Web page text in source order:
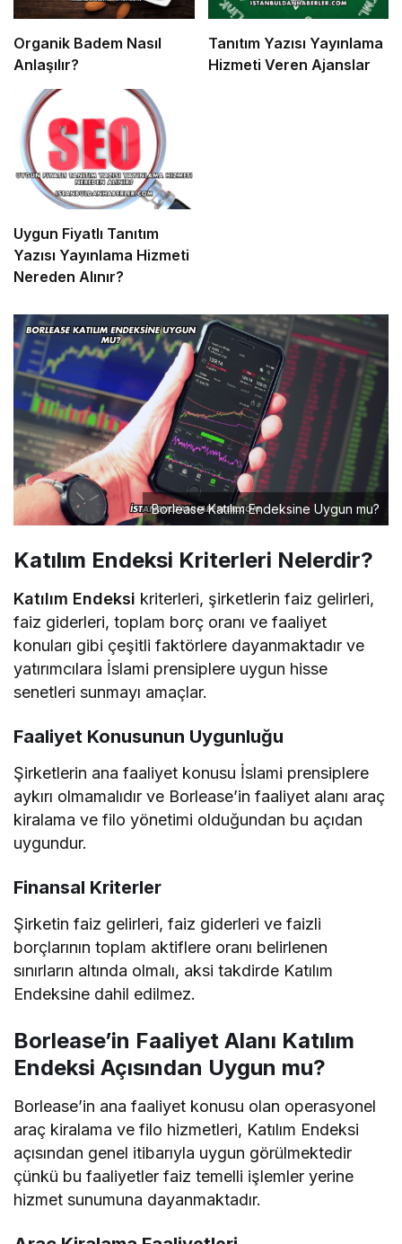
Organik Badem Nasıl
Anlaşılır?
Tanıtım Yazısı Yayınlama
Hizmeti Veren Ajanslar
Uygun Fiyatlı Tanıtım
Yazısı Yayınlama Hizmeti
Nereden Alınır?
Borlease Katılım Endeksine Uygun mu?
Katılım Endeksi Kriterleri Nelerdir?
Katılım Endeksi kriterleri, şirketlerin faiz gelirleri,
faiz giderleri, toplam borç oranı ve faaliyet
konuları gibi çeşitli faktörlere dayanmaktadır ve
yatırımcılara İslami prensiplere uygun hisse
senetleri sunmayı amaçlar.
Faaliyet Konusunun Uygunluğu
Şirketlerin ana faaliyet konusu İslami prensiplere
aykırı olmamalıdır ve Borlease’in faaliyet alanı araç
kiralama ve filo yönetimi olduğundan bu açıdan
uygundur.
Finansal Kriterler
Şirketin faiz gelirleri, faiz giderleri ve faizli
borçlarının toplam aktiflere oranı belirlenen
sınırların altında olmalı, aksi takdirde Katılım
Endeksine dahil edilmez.
Borlease’in Faaliyet Alanı Katılım
Endeksi Açısından Uygun mu?
Borlease’in ana faaliyet konusu olan operasyonel
araç kiralama ve filo hizmetleri, Katılım Endeksi
açısından genel itibarıyla uygun görülmektedir
çünkü bu faaliyetler faiz temelli işlemler yerine
hizmet sunumuna dayanmaktadır.